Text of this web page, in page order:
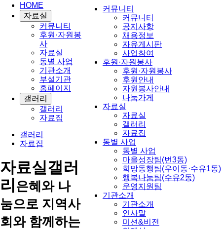
커뮤니티
커뮤니티
공지사항
채용정보
자유게시판
사업참여
후원·자원봉사
후원·자원봉사
후원안내
자원봉사안내
나눔가게
자료실
자료실
갤러리
자료집
동별 사업
동별 사업
마을성장팀(번3동)
희망동행팀(우이동·수유1동)
행복나눔팀(수유2동)
운영지원팀
기관소개
기관소개
인사말
미션&비전
HOME
자료실
커뮤니티
후원·자원봉
사
자료실
동별 사업
기관소개
부설기관
홈페이지
갤러리
갤러리
자료집
갤러리
자료집
자료실갤러
리은혜와 나
눔으로 지역사
회와 함께하는